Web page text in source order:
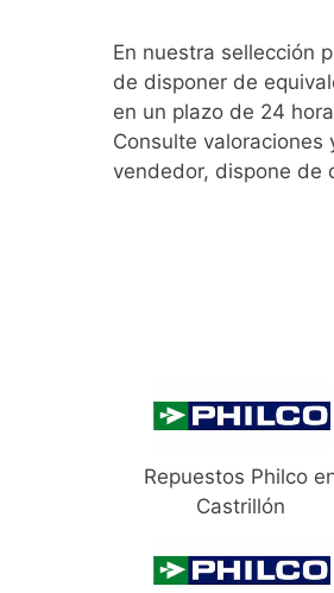
En nuestra sellección
de disponer de
en un plazo de 24
Consulte
vendedor, dispone de
Repuestos Philco
Castrillón